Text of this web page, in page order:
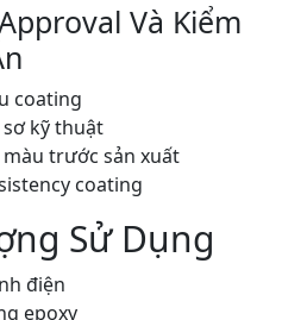
Và Kiểm
coating
kỹ thuật
màu trước sản xuất
coating
Sử Dụng
điện
epoxy